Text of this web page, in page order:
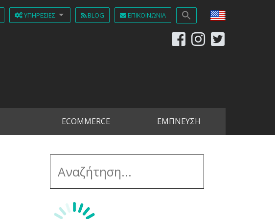
ΥΠΗΡΕΣΊΕΣ BLOG ΕΠΙΚΟΙΝΩΝΊΑ
ECOMMERCE ΕΜΠΝΕΥΣΗ